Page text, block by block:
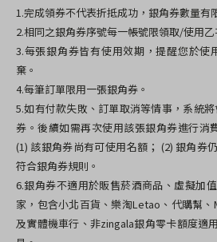
1.完成領券不代表折抵成功，銀角券數量有
2.相同之銀角券序號每一帳號限領取/使用乙
3.每張銀角券皆有使用效期，提醒您於使
棄。
4.每筆訂單限用一張銀角券。
5.如有付款失敗、訂單取消等情事，系統
券。後續如需再次使用該張銀角券進行消
(1) 該銀角券尚有可使用名額； (2) 銀角券
符合銀角券規則。
6.銀角券不適用於販售菸酒商品、虛擬加
家，包含小北百貨、樂淘Letao、代購幫、
及實體機車行、非zingala銀角零卡額度適